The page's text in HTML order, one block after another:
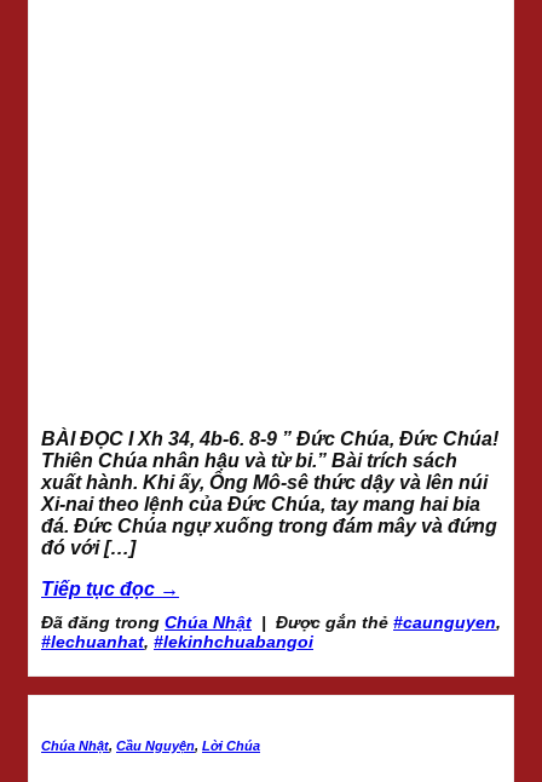
BÀI ĐỌC I Xh 34, 4b-6. 8-9 ” Đức Chúa, Đức Chúa!
Thiên Chúa nhân hậu và từ bi.” Bài trích sách
xuất hành. Khi ấy, Ông Mô-sê thức dậy và lên núi
Xi-nai theo lệnh của Đức Chúa, tay mang hai bia
đá. Đức Chúa ngự xuống trong đám mây và đứng
đó với […]
Tiếp tục đọc →
Đã đăng trong Chúa Nhật | Được gắn thẻ #caunguyen,
#lechuanhat, #lekinhchuabangoi
Chúa Nhật, Cầu Nguyện, Lời Chúa